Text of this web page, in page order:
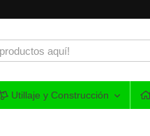
Utillaje y Construcción